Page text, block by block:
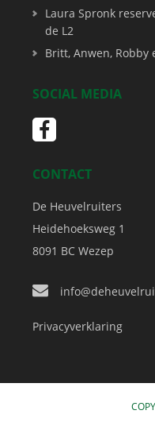
Laura Spronk
de L2
Britt, Anwen,
SOCIAL MEDIA
CONTACT
De Heuvelruiters
Heidehoeksweg 1
8091 BC Wezep
Privacyverklaring